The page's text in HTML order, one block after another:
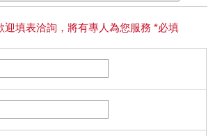
迎填表洽詢，將有專人為您服務 *必填